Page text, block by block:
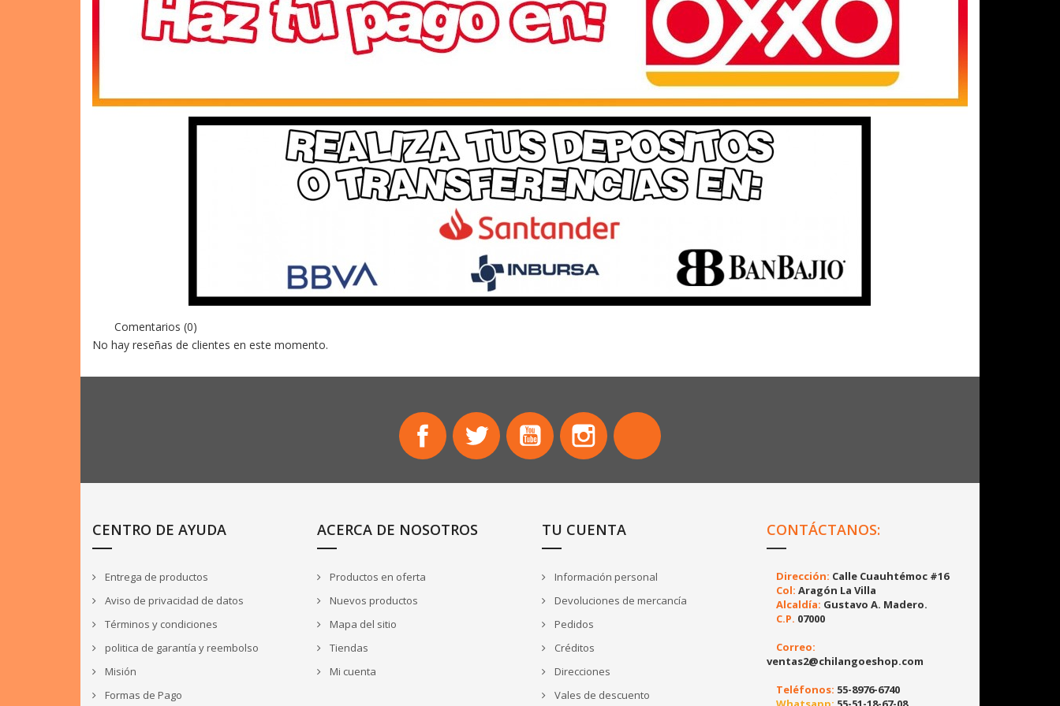
Comentarios (0)
No hay reseñas de clientes en este momento.
Facebook Twitter YouTube Instagram
CENTRO DE AYUDA
Entrega de productos
Aviso de privacidad de datos
Términos y condiciones
politica de garantía y reembolso
Misión
Formas de Pago
ACERCA DE NOSOTROS
Productos en oferta
Nuevos productos
Mapa del sitio
Tiendas
Mi cuenta
TU CUENTA
Información personal
Devoluciones de mercancía
Pedidos
Créditos
Direcciones
Vales de descuento
CONTÁCTANOS:
Dirección: Calle Cuauhtémoc #16
Col: Aragón La Villa
Alcaldía: Gustavo A. Madero.
C.P. 07000
Correo:
ventas2@chilangoeshop.com
Teléfonos: 55-8976-6740